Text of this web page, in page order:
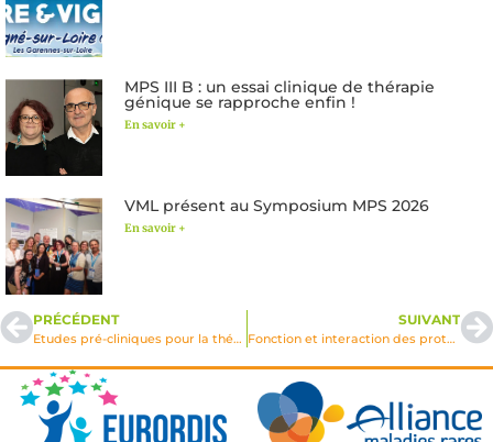
MPS III B : un essai clinique de thérapie
génique se rapproche enfin !
En savoir +
VML présent au Symposium MPS 2026
En savoir +
PRÉCÉDENT
Etudes pré-cliniques pour la thérapie génique dans les maladies lysosomales à atteintes neurologiques 2001
SUIVANT
Fonction et interaction des protéïnes responsables de deux pathologies de la maladie de Niemann-Pick C